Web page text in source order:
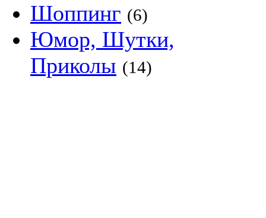
Шоппинг (6)
Юмор, Шутки,
Приколы (14)